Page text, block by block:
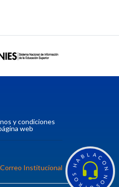
H
A
B L A C
O
N
N
O
R
O
S
y condiciones
web
Correo Institucional